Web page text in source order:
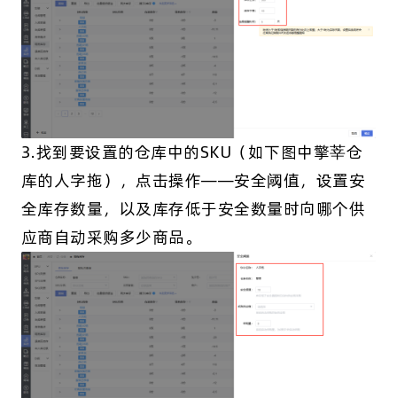
3.找到要设置的仓库中的SKU（如下图中擎莘仓
库的人字拖），点击操作——安全阈值，设置安
全库存数量，以及库存低于安全数量时向哪个供
应商自动采购多少商品。